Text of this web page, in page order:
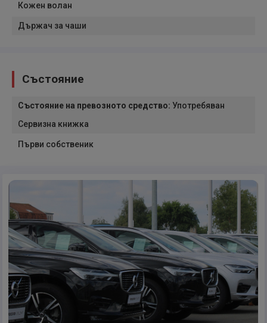
Кожен волан
Държач за чаши
Състояние
Състояние на превозното средство: Употребяван
Сервизна книжка
Първи собственик